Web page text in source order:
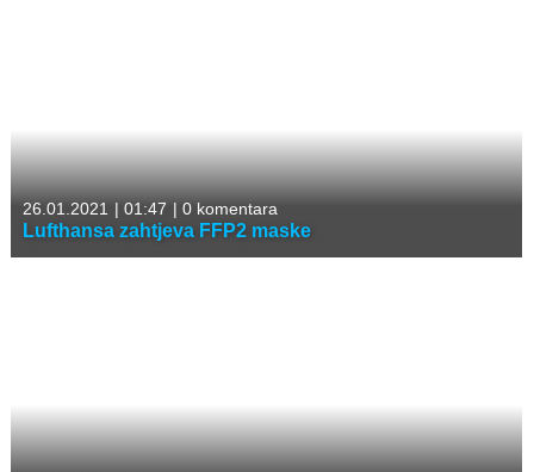
26.01.2021 | 01:47 | 0 komentara
Lufthansa zahtjeva FFP2 maske